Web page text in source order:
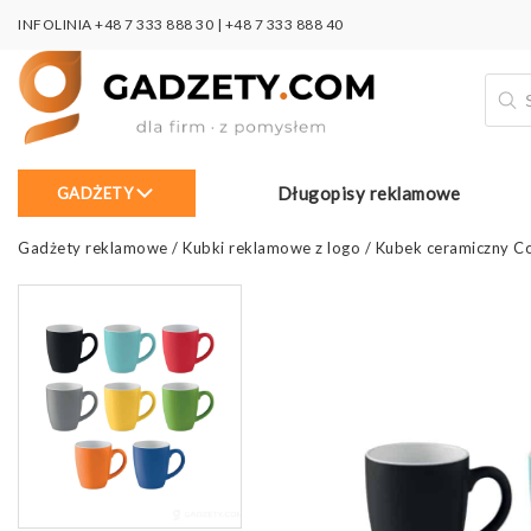
INFOLINIA +48 7 333 888 30 | +48 7 333 888 40
GADŻETY Długopisy reklamowe
Gadżety reklamowe / Kubki reklamowe z logo / Kubek ceramiczny